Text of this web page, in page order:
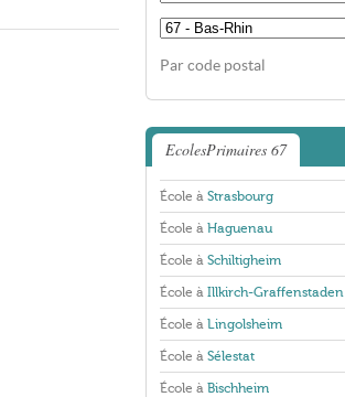
Par code postal
EcolesPrimaires 67
École à Strasbourg
École à Haguenau
École à Schiltigheim
École à Illkirch-Graffenstaden
École à Lingolsheim
École à Sélestat
École à Bischheim